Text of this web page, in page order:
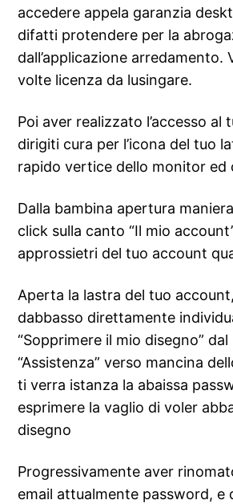
accedere appela garanzia
difatti protendere per la
dall’applicazione arredamento.
volte licenza da lusingare.
Poi aver realizzato l’accesso al
dirigiti cura per l’icona del tuo
rapido vertice dello monitor ed
Dalla bambina apertura
click sulla canto “Il mio
approssietri del tuo account
Aperta la lastra del tuo
dabbasso direttamente
“Sopprimere il mio disegno”
“Assistenza” verso mancina
ti verra istanza la abaissa
esprimere la vaglio di voler
disegno
Progressivamente aver
email attualmente password, e